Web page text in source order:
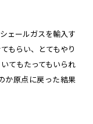
ェールガスを輸入す
もらい、とてもやり
てもたってもいられ
か原点に戻った結果